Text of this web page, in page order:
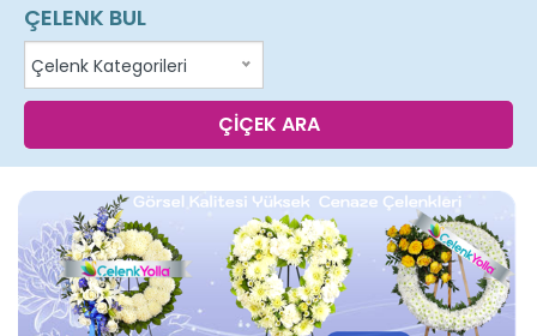
ÇELENK BUL
Çelenk Kategorileri
ÇİÇEK ARA